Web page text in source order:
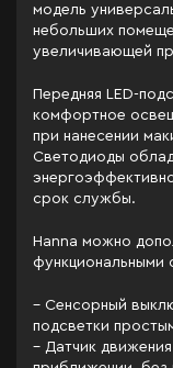
модель
небольших
увеличивающей
Передняя LED-
комфортное
при нанесении
Светодиоды
срок службы.
Hanna можно
функциональными
– Сенсорный
подсветки
– Датчик